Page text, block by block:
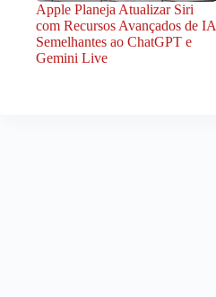
Apple Planeja Atualizar Siri
com Recursos Avançados de IA
Semelhantes ao ChatGPT e
Gemini Live